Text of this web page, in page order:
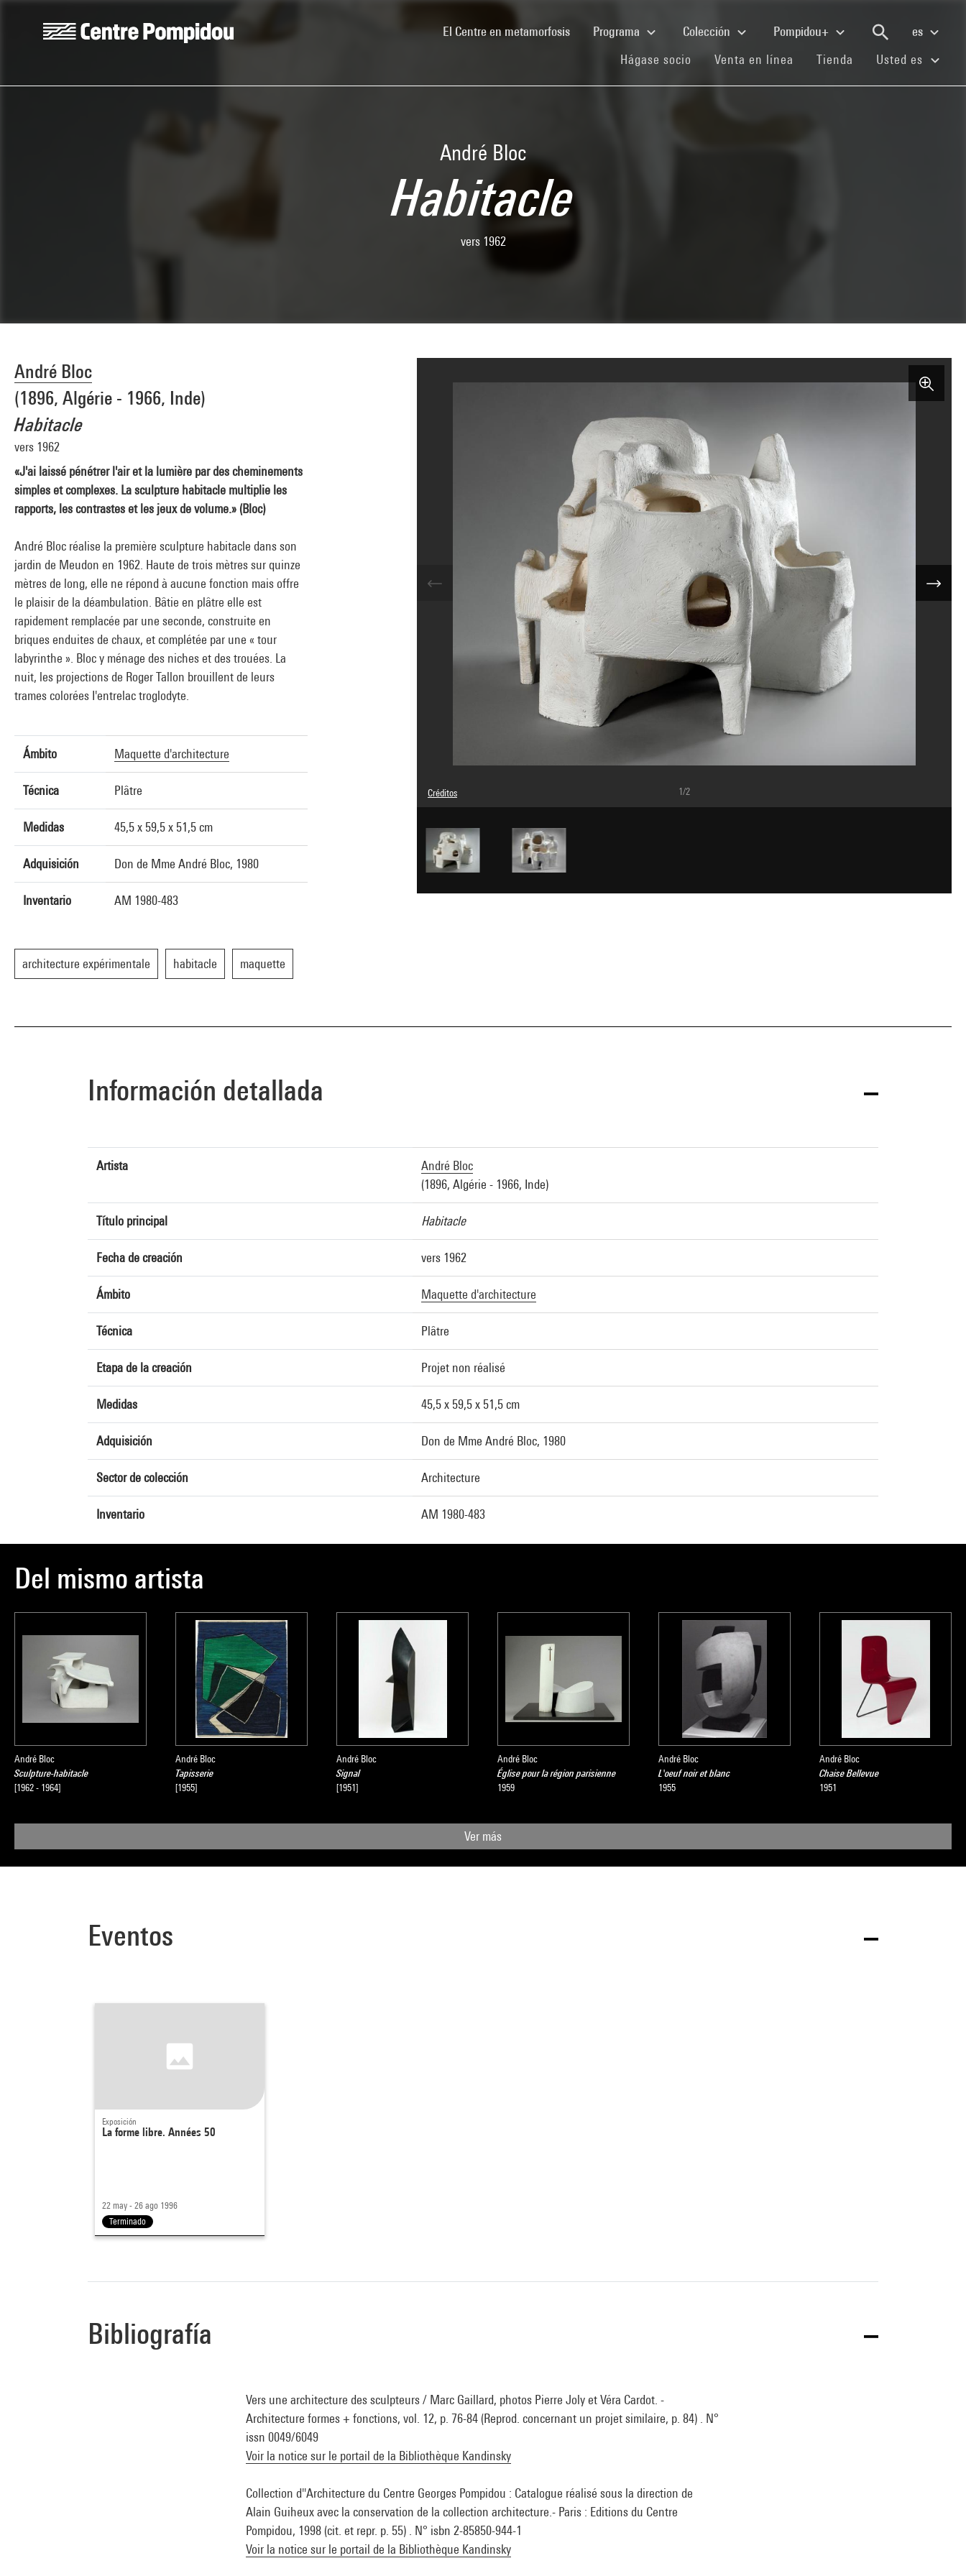
El Centre en metamorfosis(current)Programa Colección Pompidou+
es
Hágase socio (current)
Venta en línea (current)
Tienda (current)
Usted es
André Bloc
Habitacle
vers 1962
André Bloc
(1896, Algérie - 1966, Inde)
Habitacle
vers 1962
«J'ai laissé pénétrer l'air et la lumière par des cheminements
simples et complexes. La sculpture habitacle multiplie les
rapports, les contrastes et les jeux de volume.» (Bloc)
André Bloc réalise la première sculpture habitacle dans son
jardin de Meudon en 1962. Haute de trois mètres sur quinze
mètres de long, elle ne répond à aucune fonction mais offre
le plaisir de la déambulation. Bâtie en plâtre elle est
rapidement remplacée par une seconde, construite en
briques enduites de chaux, et complétée par une « tour
labyrinthe ». Bloc y ménage des niches et des trouées. La
nuit, les projections de Roger Tallon brouillent de leurs
trames colorées I'entrelac troglodyte.
Ámbito Maquette d'architecture
Técnica Plâtre
Medidas 45,5 x 59,5 x 51,5 cm
Adquisición Don de Mme André Bloc, 1980
Inventario AM 1980-483
architecture expérimentale habitacle maquette
Créditos
Leyenda : Vue n°2
Créditos fotográficos : Centre Pompidou, MNAM-CCI/Philippe Migeat/Dist. GrandPalaisRmn
Referencia de la imagen : 4N04765
Difusión de la imagen :
GrandPalaisRmnPhoto
1/2
Información detallada
Artista
André Bloc
(1896, Algérie - 1966, Inde)
Título principal Habitacle
Fecha de creación vers 1962
Ámbito Maquette d'architecture
Técnica Plâtre
Etapa de la creación Projet non réalisé
Medidas 45,5 x 59,5 x 51,5 cm
Adquisición Don de Mme André Bloc, 1980
Sector de colección Architecture
Inventario AM 1980-483
Del mismo artista
André Bloc
Sculpture-habitacle
[1962 - 1964]
André Bloc
Tapisserie
[1955]
André Bloc
Signal
[1951]
André Bloc
Église pour la région parisienne
1959
André Bloc
L'oeuf noir et blanc
1955
André Bloc
Chaise Bellevue
1951
Ver más
Eventos
Exposición
La forme libre. Années 50
22 may - 26 ago 1996
Terminado
Bibliografía
Vers une architecture des sculpteurs / Marc Gaillard, photos Pierre Joly et Véra Cardot. -
Architecture formes + fonctions, vol. 12, p. 76-84 (Reprod. concernant un projet similaire, p. 84) . N°
issn 0049/6049
Voir la notice sur le portail de la Bibliothèque Kandinsky
Collection d''Architecture du Centre Georges Pompidou : Catalogue réalisé sous la direction de
Alain Guiheux avec la conservation de la collection architecture.- Paris : Editions du Centre
Pompidou, 1998 (cit. et repr. p. 55) . N° isbn 2-85850-944-1
Voir la notice sur le portail de la Bibliothèque Kandinsky